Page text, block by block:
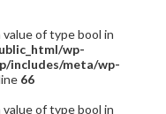
of type bool in
wp-
includes/meta/wp-
66
of type bool in